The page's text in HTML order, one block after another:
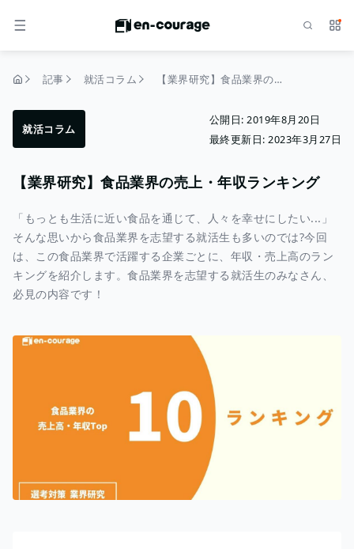
メニュー サ
記事 就活コラム 【業界研究】食品業界の売上・年収ランキング
就活コラム
公開日: 2019年8月20日
最終更新日: 2023年3月27日
【業界研究】食品業界の売上・年収ランキング
「もっとも生活に近い食品を通じて、人々を幸せにしたい...」
そんな思いから食品業界を志望する就活生も多いのでは?今回
は、この食品業界で活躍する企業ごとに、年収・売上高のラン
キングを紹介します。食品業界を志望する就活生のみなさん、
必見の内容です！